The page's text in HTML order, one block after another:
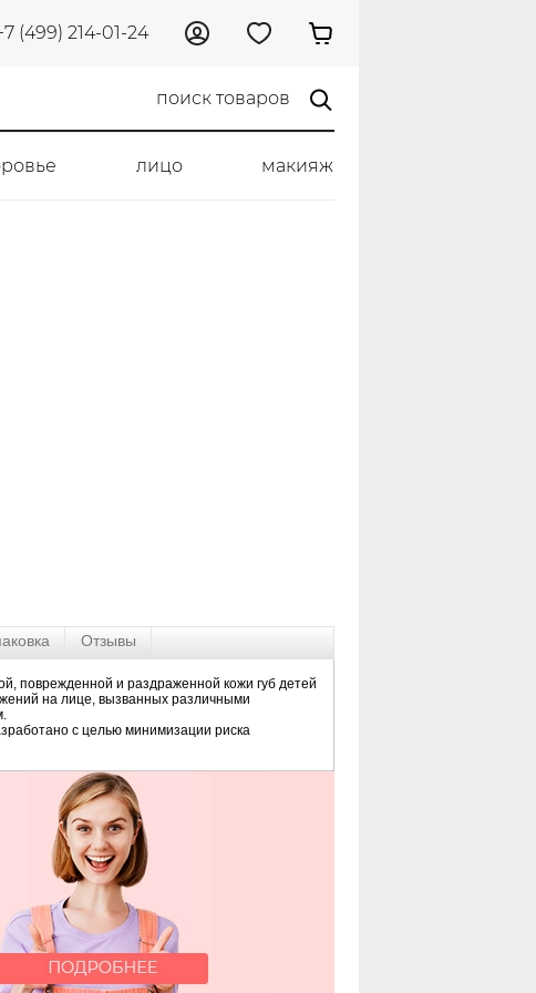
(499) 214-01-24
лицо макияж
Отзывы
поврежденной и раздраженной кожи губ детей
на лице, вызванных различными
с целью минимизации риска